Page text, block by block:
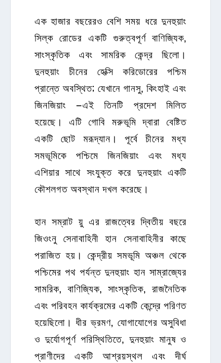
এক হাজার বছরেরও বেশি সময় ধরে দুনহুয়াং
সিল্ক রোডের একটি গুরুত্বপূর্ণ বাণিজ্যিক,
সাংস্কৃতিক এবং সামরিক কেন্দ্র ছিলো।
দুনহুয়াং চীনের হেক্সি করিডোরের পশ্চিম
প্রান্তে অবস্থিত; যেখানে গানসু, কিংহাই এবং
জিনজিয়াং –এই তিনটি প্রদেশ মিলিত
হয়েছে। এটি গোবি মরুভূমি দ্বারা বেষ্টিত
একটি ছোট মরূদ্যান। পূর্বে চীনের মধ্য
সমভূমিকে পশ্চিমে জিনজিয়াং এবং মধ্য
এশিয়ার সাথে সংযুক্ত করে দুনহুয়াং একটি
কৌশলগত অবস্থান দখল করেছে।
হান সম্রাট য়ু এর রাজত্বের দ্বিতীয় বছরে
জিওংনু সেনাবাহিনী হান সেনাবাহিনীর কাছে
পরাজিত হয়। কেন্দ্রীয় সমভূমি অঞ্চল থেকে
পশ্চিমের পথ পর্যন্ত দুনহুয়াং হান সাম্রাজ্যের
সামরিক, বাণিজ্যিক, সাংস্কৃতিক, রাজনৈতিক
এবং পরিবহন কার্যক্রমের একটি কেন্দ্রে পরিণত
হয়েছিলো। ধীর ভ্রমণ, যোগাযোগের অসুবিধা
ও দুর্যোগপূর্ণ পরিস্থিতিতে, দুনহুয়াং মানুষ ও
প্রাণীদের একটি আশ্রয়স্থল এবং দীর্ঘ